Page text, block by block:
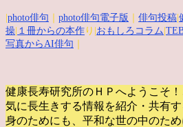
photo俳句 photo俳句電子版 俳句投稿
操 １冊からの本作 り| おもしろコラム
写真からAI俳句
健康長寿研究所のＨＰへようこそ
気に長生きする情報を紹介・共有す
身のためにも、平和な世の中のた